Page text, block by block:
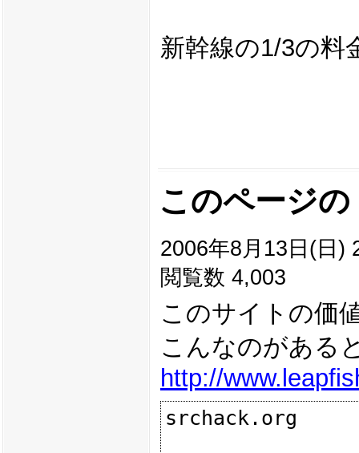
新幹線の1/3の料
このページ
2006年8月13日(日)
閲覧数 4,003
このサイトの価
こんなのがある
http://
srchack.org